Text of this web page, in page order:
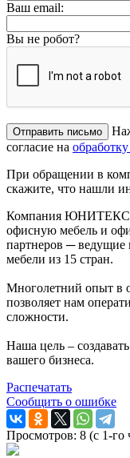
Ваш email:
Вы не робот?
согласие на
При обращении в
скажите, что нашли
Компания ЮНИТЕКС
офисную мебель и
партнеров ─
мебели из 15 стран.
Многолетний опыт в
позволяет нам
сложности.
Наша цель –
вашего бизнеса.
Распечатать
Сообщить о ошибке
Просмотров: 8 (с 1-го